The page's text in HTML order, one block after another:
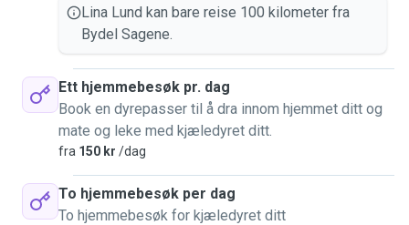
Lina Lund kan bare reise 100 kilometer fra
Bydel Sagene.
Ett hjemmebesøk pr. dag
Book en dyrepasser til å dra innom hjemmet ditt og
mate og leke med kjæledyret ditt.
fra 150 kr /dag
To hjemmebesøk per dag
To hjemmebesøk for kjæledyret ditt